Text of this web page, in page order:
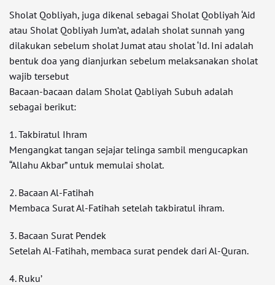
Sholat Qobliyah, juga dikenal sebagai Sholat Qobliyah ‘Aid
atau Sholat Qobliyah Jum’at, adalah sholat sunnah yang
dilakukan sebelum sholat Jumat atau sholat ‘Id. Ini adalah
bentuk doa yang dianjurkan sebelum melaksanakan sholat
wajib tersebut
Bacaan-bacaan dalam Sholat Qabliyah Subuh adalah
sebagai berikut:
1. Takbiratul Ihram
Mengangkat tangan sejajar telinga sambil mengucapkan
“Allahu Akbar” untuk memulai sholat.
2. Bacaan Al-Fatihah
Membaca Surat Al-Fatihah setelah takbiratul ihram.
3. Bacaan Surat Pendek
Setelah Al-Fatihah, membaca surat pendek dari Al-Quran.
4. Ruku’